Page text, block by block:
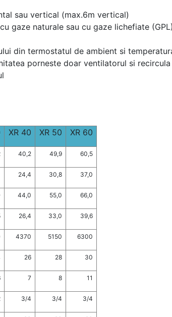
sau vertical (max.6m vertical)
gaze naturale sau cu gaze lichefiate (GPL)
din termostatul de ambient si
porneste doar ventilatorul si recircula
XR 40 XR 50 XR 60
40,2 49,9 60,5
24,4 30,8 37,0
44,0 55,0 66,0
26,4 33,0 39,6
4370 5150 6300
26 28 30
7 8 11
3/4 3/4 3/4